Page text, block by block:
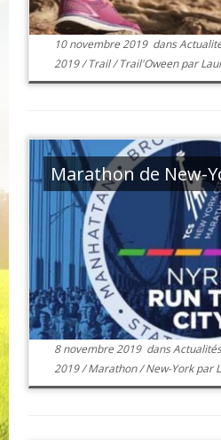
10 novembre 2019dans
2019/Trail/Trail'Oweenpar
Marathon de New-
8 novembre 2019dans
2019/Marathon/New-Yorkpar